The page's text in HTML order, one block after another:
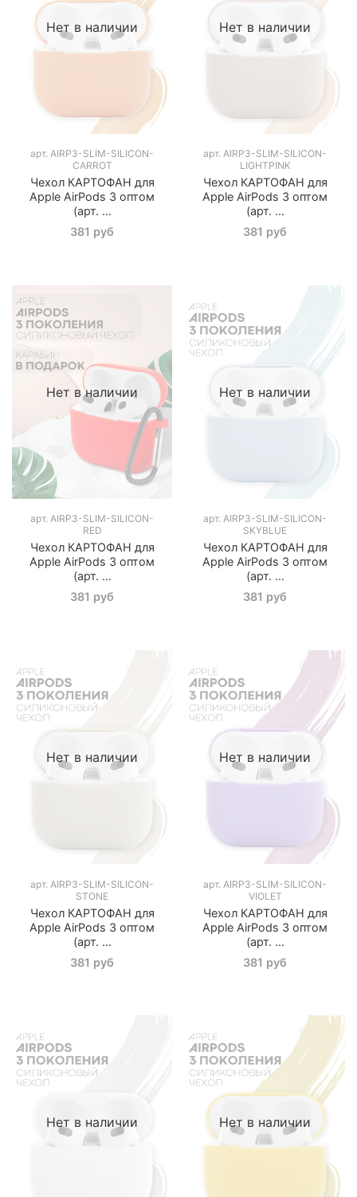
Нет в наличии
арт. AIRP3-SLIM-SILICON-
CARROT
Чехол КАРТОФАН для
Apple AirPods 3 оптом
(арт. ...
381 руб
Нет в наличии
арт. AIRP3-SLIM-SILICON-
LIGHTPINK
Чехол КАРТОФАН для
Apple AirPods 3 оптом
(арт. ...
381 руб
Нет в наличии
арт. AIRP3-SLIM-SILICON-
RED
Чехол КАРТОФАН для
Apple AirPods 3 оптом
(арт. ...
381 руб
Нет в наличии
арт. AIRP3-SLIM-SILICON-
SKYBLUE
Чехол КАРТОФАН для
Apple AirPods 3 оптом
(арт. ...
381 руб
Нет в наличии
арт. AIRP3-SLIM-SILICON-
STONE
Чехол КАРТОФАН для
Apple AirPods 3 оптом
(арт. ...
381 руб
Нет в наличии
арт. AIRP3-SLIM-SILICON-
VIOLET
Чехол КАРТОФАН для
Apple AirPods 3 оптом
(арт. ...
381 руб
Нет в наличии Нет в наличии